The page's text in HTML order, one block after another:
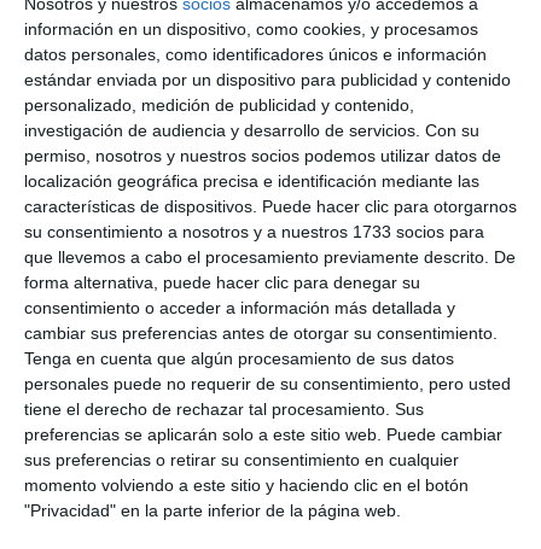
Nosotros y nuestros socios almacenamos y/o accedemos a
información en un dispositivo, como cookies, y procesamos
datos personales, como identificadores únicos e información
estándar enviada por un dispositivo para publicidad y contenido
personalizado, medición de publicidad y contenido,
investigación de audiencia y desarrollo de servicios. Con su
permiso, nosotros y nuestros socios podemos utilizar datos de
localización geográfica precisa e identificación mediante las
características de dispositivos. Puede hacer clic para otorgarnos
su consentimiento a nosotros y a nuestros 1733 socios para
que llevemos a cabo el procesamiento previamente descrito. De
forma alternativa, puede hacer clic para denegar su
consentimiento o acceder a información más detallada y
cambiar sus preferencias antes de otorgar su consentimiento.
Tenga en cuenta que algún procesamiento de sus datos
personales puede no requerir de su consentimiento, pero usted
tiene el derecho de rechazar tal procesamiento. Sus
preferencias se aplicarán solo a este sitio web. Puede cambiar
sus preferencias o retirar su consentimiento en cualquier
momento volviendo a este sitio y haciendo clic en el botón
"Privacidad" en la parte inferior de la página web.